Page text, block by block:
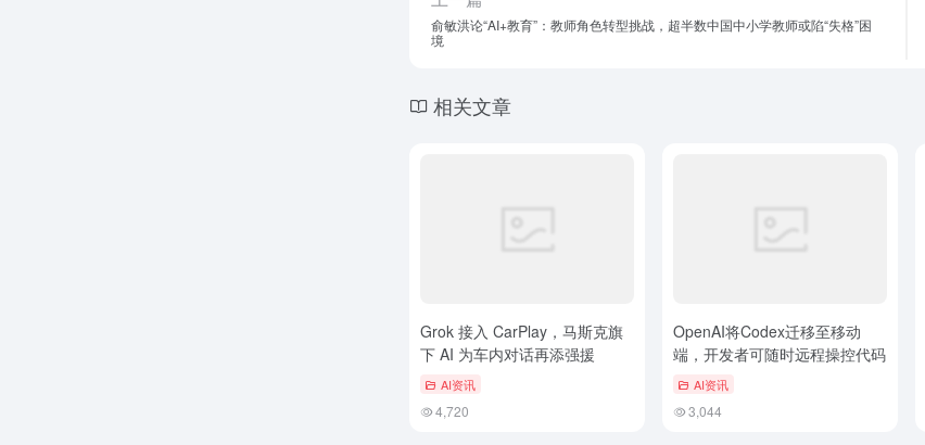
俞敏洪论“AI+教育”：教师角色转型挑战，超半数中国中小学教师或陷“失格”困
境
相关文章
Grok 接入 CarPlay，马斯克旗
下 AI 为车内对话再添强援
AI资讯
4,720
OpenAI将Codex迁移至移动
端，开发者可随时远程操控代码
AI资讯
3,044